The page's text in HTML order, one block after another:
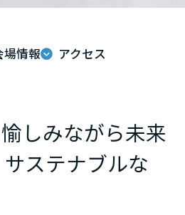
場情報 アクセス
しみながら未来
ステナブルな